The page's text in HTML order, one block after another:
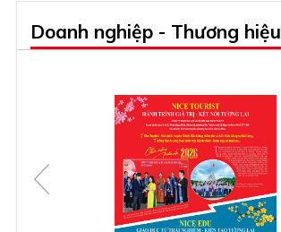
Doanh nghiệp - Thương hiệu